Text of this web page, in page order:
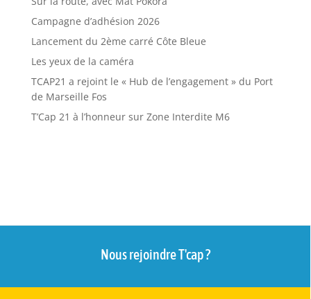
Campagne d’adhésion 2026
Lancement du 2ème carré Côte Bleue
Les yeux de la caméra
TCAP21 a rejoint le « Hub de l’engagement » du Port
de Marseille Fos
T’Cap 21 à l’honneur sur Zone Interdite M6
Nous rejoindre T'cap ?